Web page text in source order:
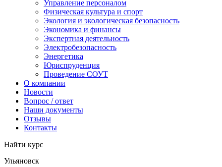
Управление персоналом
Физическая культура и спорт
Экология и экологическая безопасность
Экономика и финансы
Экспертная деятельность
Электробезопасность
Энергетика
Юриспруденция
Проведение СОУТ
О компании
Новости
Вопрос / ответ
Наши документы
Отзывы
Контакты
Найти курс
Ульяновск